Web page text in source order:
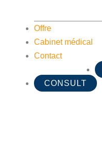
Offre
Cabinet médical
Contact
CONSULT